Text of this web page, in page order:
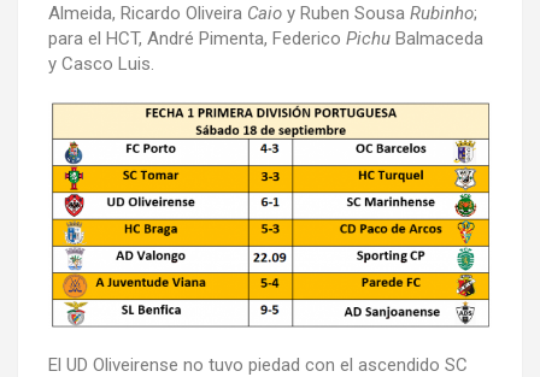
Almeida, Ricardo Oliveira Caio y Ruben Sousa Rubinho;
para el HCT, André Pimenta, Federico Pichu Balmaceda
y Casco Luis.
El UD Oliveirense no tuvo piedad con el ascendido SC